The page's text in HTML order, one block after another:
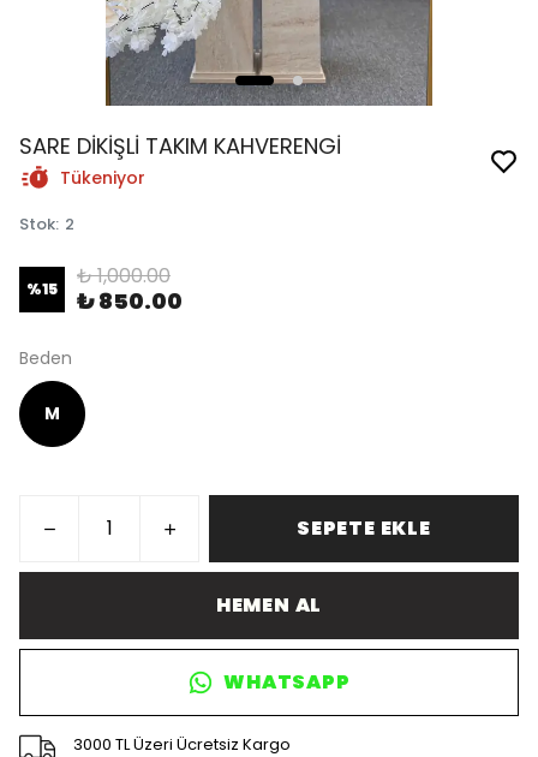
SARE DİKİŞLİ TAKIM KAHVERENGİ
Tükeniyor
Stok: 2
%15 ₺ 1,000.00
₺ 850.00
Beden
M
SEPETE EKLE
HEMEN AL
WHATSAPP
3000 TL Üzeri Ücretsiz Kargo